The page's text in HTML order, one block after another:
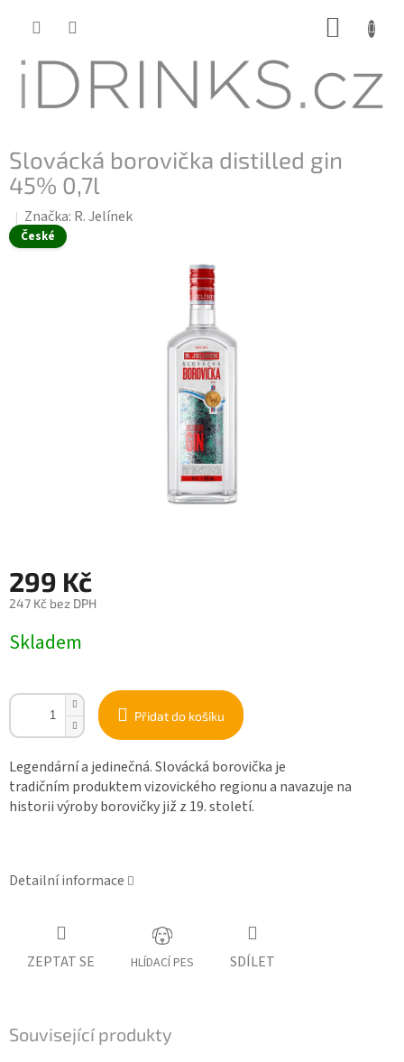
Slovácká borovička distilled gin
45% 0,7l
České
Značka: R. Jelínek
299 Kč
247 Kč bez DPH
cena:
Skladem
Přidat do košíku
Legendární a jedinečná. Slovácká borovička je
tradičním produktem vizovického regionu a navazuje na
historii výroby borovičky již z 19. století.
Detailní informace
ZEPTAT SE HLÍDACÍ PES SDÍLET
Související produkty